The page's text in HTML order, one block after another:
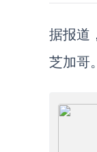
据报道
芝加哥。